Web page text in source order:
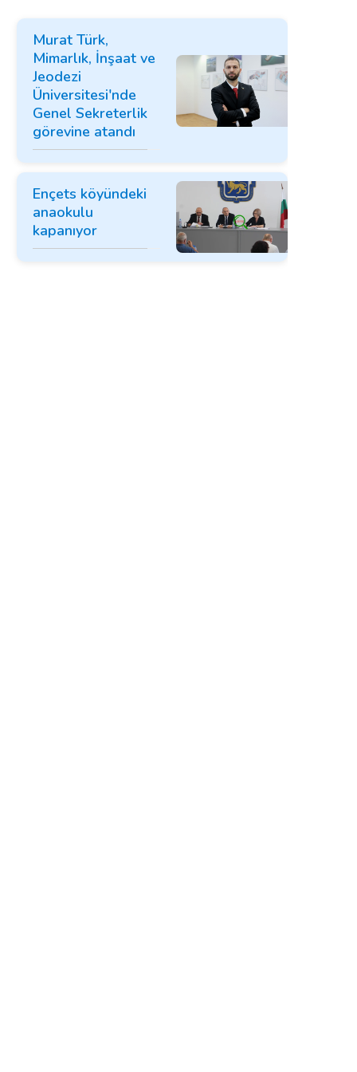
Murat Türk,
Mimarlık, İnşaat ve
Jeodezi
Üniversitesi'nde
Genel Sekreterlik
görevine atandı
Ençets köyündeki
anaokulu
kapanıyor